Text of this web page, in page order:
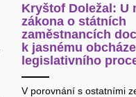
Kryštof Doležal: U
zákona o státních
zaměstnancích
k jasnému
legislativního
V porovnání s ostatními